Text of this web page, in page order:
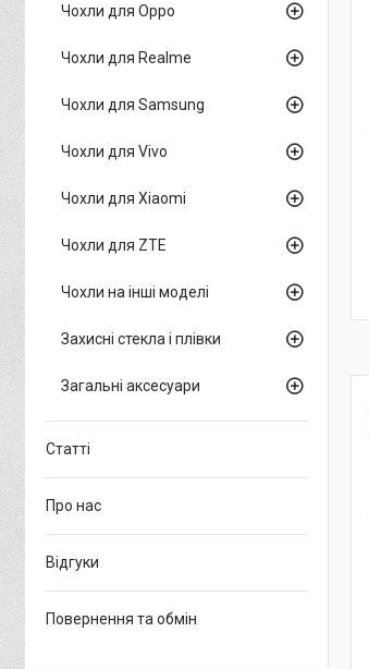
Чохли для Oppo
Чохли для Realme
Чохли для Samsung
Чохли для Vivo
Чохли для Xiaomi
Чохли для ZTE
Чохли на інші моделі
Захисні стекла і плівки
Загальні аксесуари
Статті
Про нас
Відгуки
Повернення та обмін